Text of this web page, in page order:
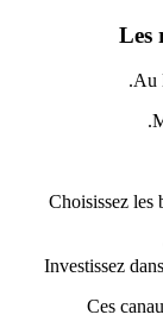
Les
Au
Choisissez les
Investissez
Ces